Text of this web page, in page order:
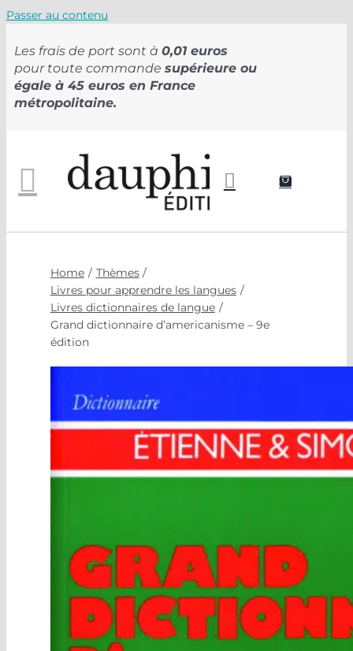
Passer au contenu
Les frais de port sont à 0,01 euros
pour toute commande supérieure ou
égale à 45 euros en France
métropolitaine.
Home
Thèmes
Livres pour apprendre les langues
Livres dictionnaires de langue
Grand dictionnaire d’americanisme – 9e
édition